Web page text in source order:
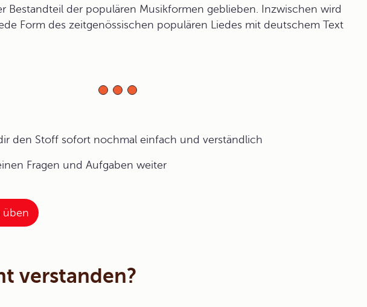
Bestandteil der populären Musikformen geblieben. Inzwischen wird
Form des zeitgenössischen populären Liedes mit deutschem Text
den Stoff sofort nochmal einfach und verständlich
Fragen und Aufgaben weiter
üben
verstanden?